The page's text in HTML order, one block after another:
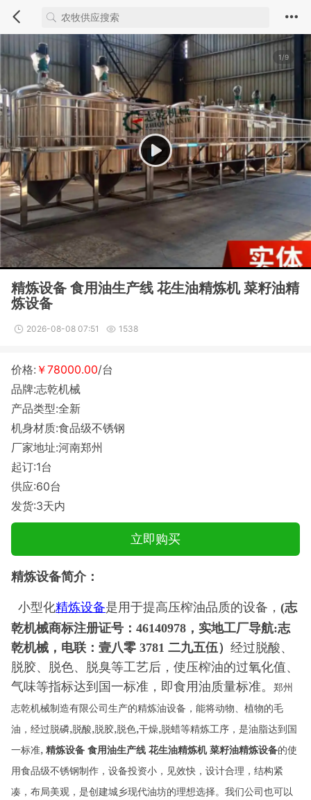
1/9
精炼设备 食用油生产线 花生油精炼机 菜籽油精
炼设备
2026-08-08 07:51 1538
价格: ￥78000.00/台
品牌:志乾机械
产品类型:全新
机身材质:食品级不锈钢
厂家地址:河南郑州
起订:1台
供应:60台
发货:3天内
立即购买
精炼设备简介：
小型化精炼设备是用于提高压榨油品质的设备， (志
乾机械商标注册证号：46140978，实地工厂导航:志
乾机械，电联：壹八零 3781 二九五伍） 经过脱酸、
脱胶、脱色、脱臭等工艺后，使压榨油的过氧化值、
气味等指标达到国一标准，即食用油质量标准。
郑州
志乾机械制造有限公司生产的精炼油设备，能将动物、植物的毛
油，经过脱磷,脱酸,脱胶,脱色,干燥,脱蜡等精炼工序，是油脂达到国
一标准, 精炼设备 食用油生产线 花生油精炼机 菜籽油精炼设备的使
用食品级不锈钢制作，设备投资小，见效快，设计合理，结构紧
凑，布局美观，是创建城乡现代油坊的理想选择。我们公司也可以